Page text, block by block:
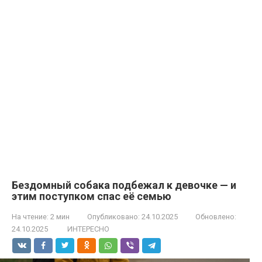
Бездомный собака подбежал к девочке — и
этим поступком спас её семью
На чтение: 2 мин Опубликовано: 24.10.2025
Обновлено:
24.10.2025
ИНТЕРЕСНО